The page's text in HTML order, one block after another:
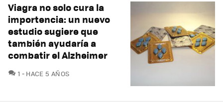
Viagra no solo cura la
importencia: un nuevo
estudio sugiere que
también ayudaría a
combatir el Alzheimer
1 COMENTARIOS
HACE 5 AÑOS